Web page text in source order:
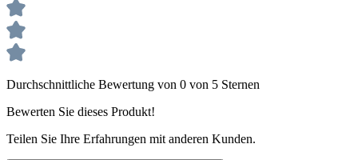
Durchschnittliche Bewertung von 0 von 5 Sternen
Bewerten Sie dieses Produkt!
Teilen Sie Ihre Erfahrungen mit anderen Kunden.